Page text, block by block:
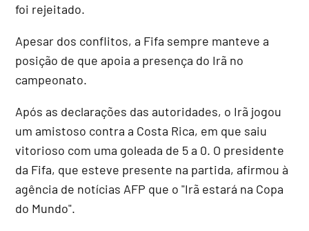
foi rejeitado.
Apesar dos conflitos, a Fifa sempre manteve a
posição de que apoia a presença do Irã no
campeonato.
Após as declarações das autoridades, o Irã jogou
um amistoso contra a Costa Rica, em que saiu
vitorioso com uma goleada de 5 a 0. O presidente
da Fifa, que esteve presente na partida, afirmou à
agência de notícias AFP que o "Irã estará na Copa
do Mundo".